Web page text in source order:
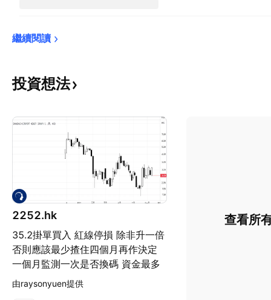
繼續閱讀
投資想法
2252.hk
35.2掛單買入 紅線停損 除非升一倍
否則應該最少揸住四個月再作決定
一個月監測一次是否換碼 資金最多
只用六分一
由raysonyuen提供
查看所